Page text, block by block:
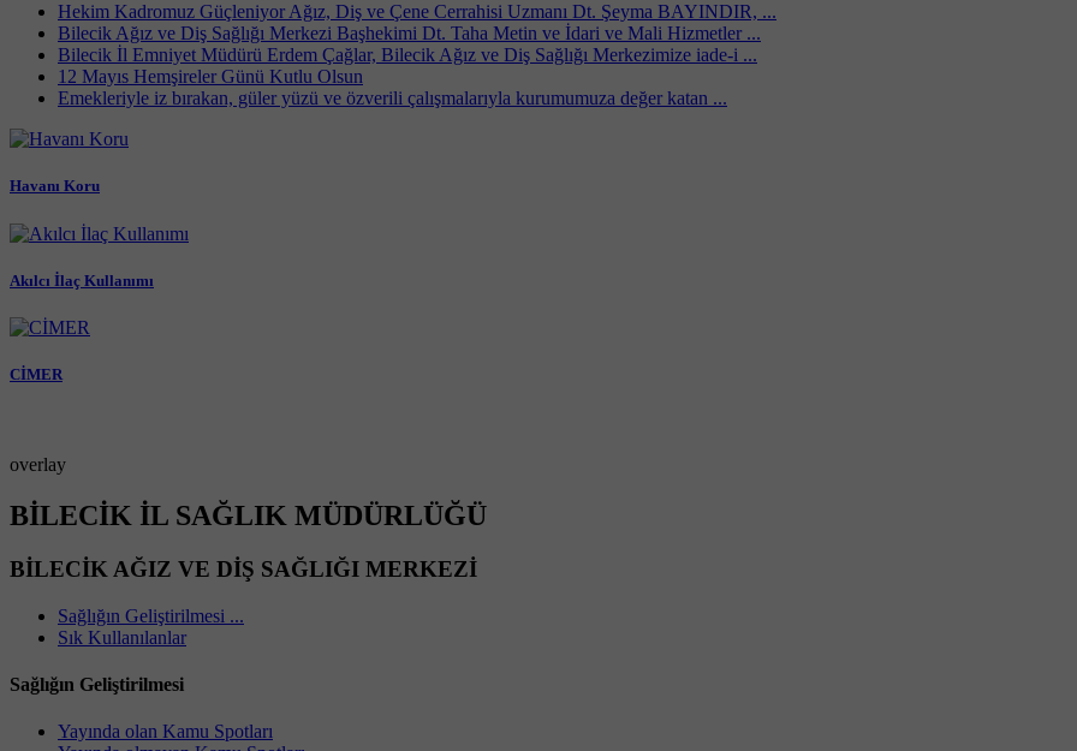
Hekim Kadromuz Güçleniyor Ağız, Diş ve Çene Cerrahisi Uzmanı Dt. Şeyma BAYINDIR, ...
Bilecik Ağız ve Diş Sağlığı Merkezi Başhekimi Dt. Taha Metin ve İdari ve Mali Hizmetler ...
Bilecik İl Emniyet Müdürü Erdem Çağlar, Bilecik Ağız ve Diş Sağlığı Merkezimize iade-i ...
12 Mayıs Hemşireler Günü Kutlu Olsun
Emekleriyle iz bırakan, güler yüzü ve özverili çalışmalarıyla kurumumuza değer katan ...
Havanı Koru
Akılcı İlaç Kullanımı
CİMER
overlay
BİLECİK İL SAĞLIK MÜDÜRLÜĞÜ
BİLECİK AĞIZ VE DİŞ SAĞLIĞI MERKEZİ
Sağlığın Geliştirilmesi ...
Sık Kullanılanlar
Sağlığın Geliştirilmesi
Yayında olan Kamu Spotları